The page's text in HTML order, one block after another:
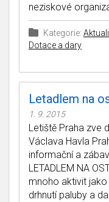
neziskové
Kategorie:
Dotace a dary
Letadlem na
1. 9. 2015
Letiště Praha zve
Václava Havla
informační a
LETADLEM NA
mnoho aktivit
drhnutí paluby a